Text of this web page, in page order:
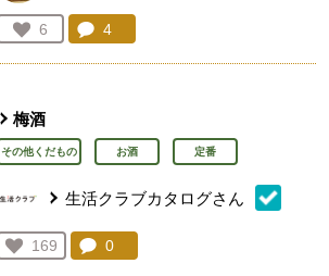
お気に入り登録：
6
人が登録
コメント：
4
梅酒
その他くだもの お酒 定番
生活クラブカタログさん
お気に入り登録：
169
人が登録
コメント：
0